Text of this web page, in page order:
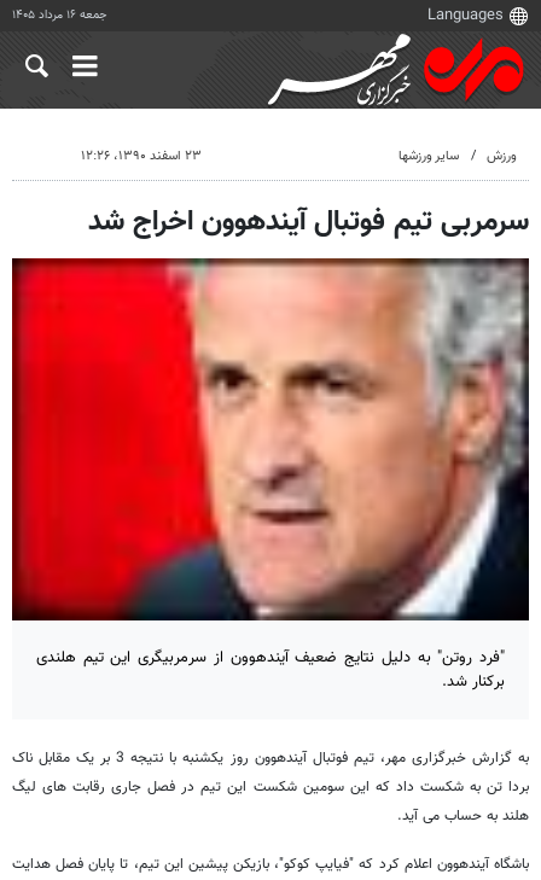
جمعه ۱۶ مرداد ۱۴۰۵
ورزش سایر ورزشها ۲۳ اسفند ۱۳۹۰، ۱۲:۲۶
سرمربی تیم فوتبال آیندهوون اخراج شد
"فرد روتن" به دلیل نتایج ضعیف آیندهوون از سرمربیگری این تیم هلندی
برکنار شد.
به گزارش خبرگزاری مهر، تیم فوتبال آیندهوون روز یکشنبه با نتیجه 3 بر یک مقابل ناک
بردا تن به شکست داد که این سومین شکست این تیم در فصل جاری رقابت های لیگ
هلند به حساب می آید.
باشگاه آیندهوون اعلام کرد که "فیایپ کوکو"، بازیکن پیشین این تیم، تا پایان فصل هدایت